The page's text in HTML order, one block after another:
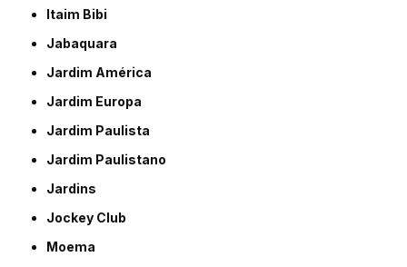
Itaim Bibi
Jabaquara
Jardim América
Jardim Europa
Jardim Paulista
Jardim Paulistano
Jardins
Jockey Club
Moema